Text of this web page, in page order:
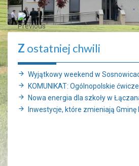
Z ostatniej chwili
Wyjątkowy weekend w
KOMUNIKAT: Ogólnopolskie
Nowa energia dla szkoły w
Inwestycje, które zmieniają Gminę